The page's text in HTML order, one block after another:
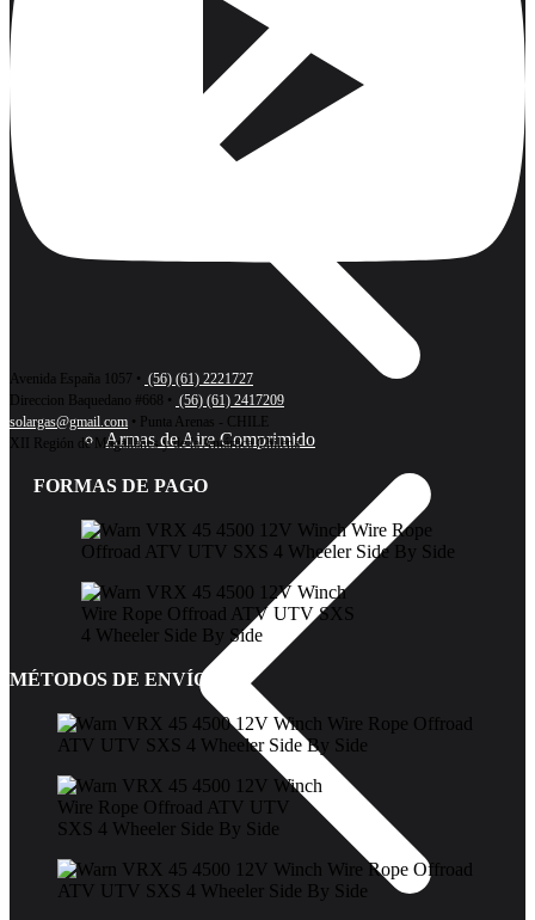
Armas de Aire Comprimido
Avenida España 1057 • (56) (61) 2221727
Direccion Baquedano #668 • (56) (61) 2417209
solargas@gmail.com • Punta Arenas - CHILE
XII Región de Magallanes y de la Antártica Chilena
FORMAS DE PAGO
MÉTODOS DE ENVÍO